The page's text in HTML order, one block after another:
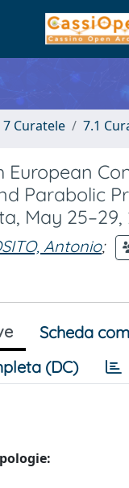
7 Curatele 7.1
European
Parabolic
May 25–29,
Antonio;
Scheda
(DC)